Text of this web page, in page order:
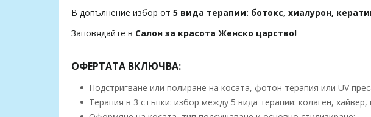
В допълнение избор от 5 вида терапии: ботокс, хиалурон,
Заповядайте в Салон за красота Женско царство!
ОФЕРТАТА ВКЛЮЧВА:
Подстригване или полиране на косата, фотон терапия или UV
Терапия в 3 стъпки: избор между 5 вида терапии: колаген, хайвер,